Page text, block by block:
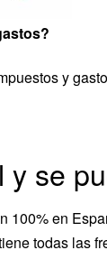
y
y se
100% en
todas las